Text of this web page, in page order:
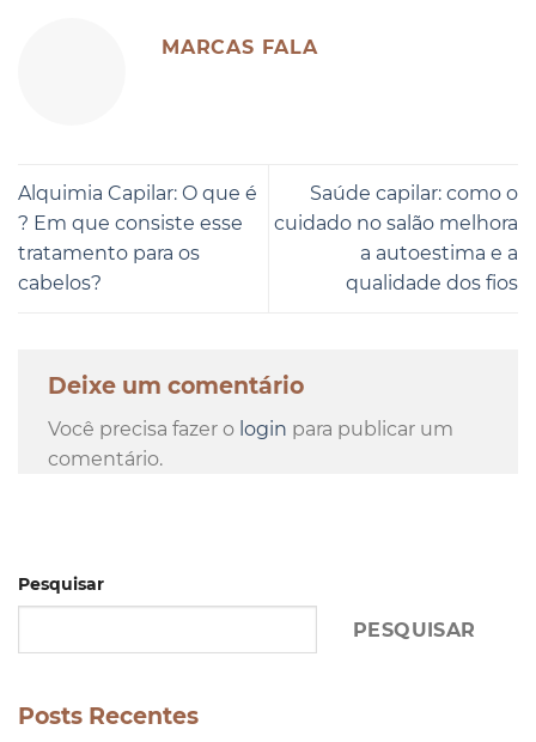
MARCAS FALA
Alquimia Capilar: O que é
? Em que consiste esse
tratamento para os
cabelos?
Saúde capilar: como o
cuidado no salão melhora
a autoestima e a
qualidade dos fios
Deixe um comentário
Você precisa fazer o login para publicar um
comentário.
Pesquisar
PESQUISAR
Posts Recentes